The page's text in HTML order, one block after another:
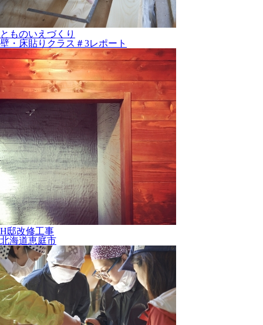
とものいえづくり
壁・床貼りクラス＃3レポート
H邸改修工事
北海道恵庭市